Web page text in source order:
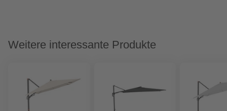
Weitere interessante Produkte